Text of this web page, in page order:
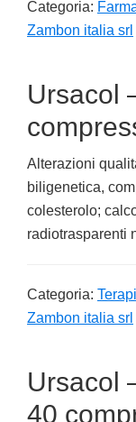
Categoria:
Zambon italia srl
Ursacol
Alterazioni
biligenetica,
colesterolo;
radiotrasparenti
Categoria:
Zambon italia srl
Ursacol
40